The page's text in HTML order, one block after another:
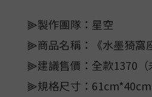
⫸製作團隊：星空
⫸商品名稱：《水墨猗窩
⫸建議售價：全款1370（
⫸規格尺寸：61cm*40cm